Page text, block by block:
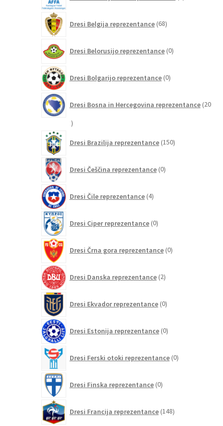
Dresi Belgija reprezentance 68izdelkov
Dresi Belorusijo reprezentance 0izdelkov
Dresi Bolgarijo reprezentance 0izdelkov
Dresi Bosna in Hercegovina reprezentance 20
20
Dresi Brazilija reprezentance 150izdelkov
Dresi Češčina reprezentance 0izdelkov
Dresi Čile reprezentance 4izdelki
Dresi Ciper reprezentance 0izdelkov
Dresi Črna gora reprezentance 0izdelkov
Dresi Danska reprezentance 2izdelka
Dresi Ekvador reprezentance 0izdelkov
Dresi Estonija reprezentance 0izdelkov
Dresi Ferski otoki reprezentance 0izdelkov
Dresi Finska reprezentance 0izdelkov
Dresi Francija reprezentance 148izdelkov